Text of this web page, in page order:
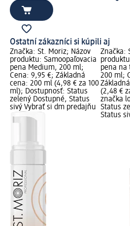
Ostatní zákazníci si kúpili aj
Značka: St. Moriz; Názov
produktu: Samoopaľovacia
pena Medium, 200 ml;
Cena: 9,95 €; Základná
cena: 200 ml (4,98 € za 100
ml); Dostupnosť: Status
zelený Dostupné, Status
sivý Vybrať si dm predajňu
Značka:
pena na
200 ml;
(2,48 €
značka
Status
Status